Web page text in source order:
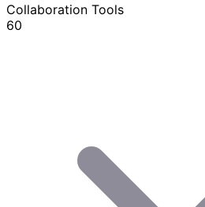
Collaboration Tools
60